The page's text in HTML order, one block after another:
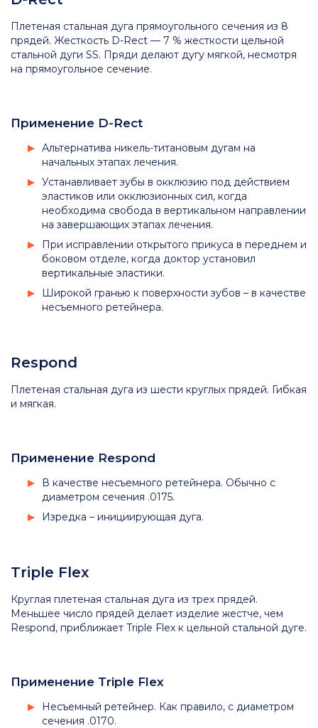
Плетеная стальная дуга прямоугольного сечения из 8
прядей. Жесткость D-Rect — 7 % жесткости цельной
стальной дуги SS. Пряди делают дугу мягкой, несмотря
на прямоугольное сечение.
Применение D-Rect
Альтернатива никель-титановым дугам на
начальных этапах лечения.
Устанавливает зубы в окклюзию под действием
эластиков или окклюзионных сил, когда
необходима свобода в вертикальном направлении
на завершающих этапах лечения.
При исправлении открытого прикуса в переднем и
боковом отделе, когда доктор установил
вертикальные эластики.
Широкой гранью к поверхности зубов – в качестве
несъемного ретейнера.
Respond
Плетеная стальная дуга из шести круглых прядей. Гибкая
и мягкая.
Применение Respond
В качестве несъемного ретейнера. Обычно с
диаметром сечения .0175.
Изредка – инициирующая дуга.
Triple Flex
Круглая плетеная стальная дуга из трех прядей.
Меньшее число прядей делает изделие жестче, чем
Respond, приближает Triple Flex к цельной стальной дуге.
Применение Triple Flex
Несъемный ретейнер. Как правило, с диаметром
сечения .0170.